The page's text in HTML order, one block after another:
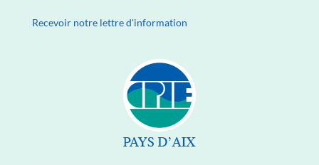
Recevoir notre lettre d'information